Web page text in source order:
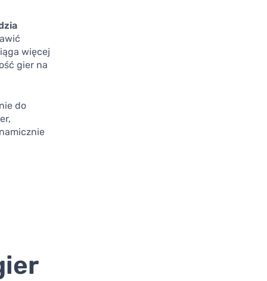
więcej
gier na
do